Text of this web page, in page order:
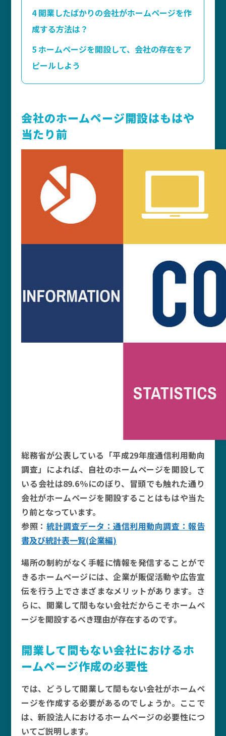
4開業したばかりの会社がホームページを作
成する方法は？
5ホームページを開設して、会社の存在をア
ピールしよう
会社のホームページ開設はもはや
当たり前
総務省が公表している「平成29年度通信利用動向
調査」によれば、自社のホームページを開設して
いる会社は89.6％にのぼり、冒頭でも触れた通り
会社がホームページを開設することはもはや当た
り前となっています。
参照：統計調査データ：通信利用動向調査：報告
書及び統計表一覧(企業編)
場所の制約がなく手軽に情報を発信することがで
きるホームページには、企業が販促活動や広告宣
伝を行う上でさまざまなメリットがあります。さ
らに、開業して間もない会社だからこそホームペ
ージを開設するべき理由が存在するのです。
開業して間もない会社におけるホ
ームページ作成の必要性
では、どうして開業して間もない会社がホームペ
ージを作成する必要があるのでしょうか。ここで
は、新設法人におけるホームページの必要性につ
いてご説明します。